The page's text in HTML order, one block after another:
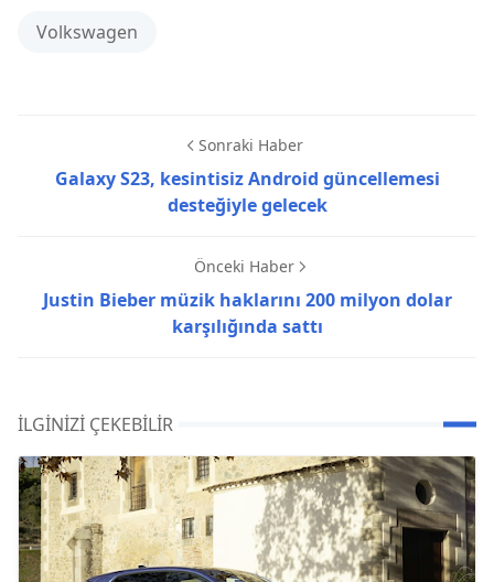
Volkswagen
Sonraki Haber
Galaxy S23, kesintisiz Android güncellemesi
desteğiyle gelecek
Önceki Haber
Justin Bieber müzik haklarını 200 milyon dolar
karşılığında sattı
İLGINIZI ÇEKEBILIR